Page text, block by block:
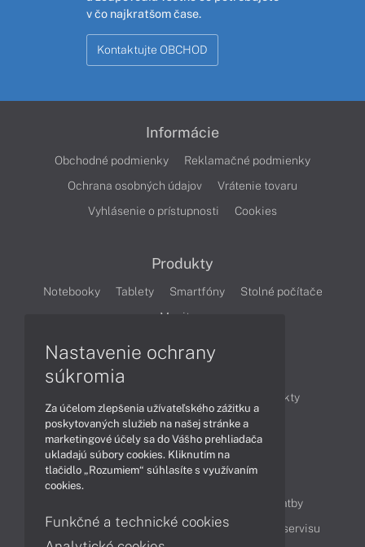
v čo najkratšom čase.
Kontaktujte OBCHOD
Informácie
Obchodné podmienky
Reklamačné podmienky
Ochrana osobných údajov
Vrátenie tovaru
Vyhlásenie o prístupnosti
Cookies
Produkty
Notebooky Tablety Smartfóny
Stolné počítače
Monitory
Produkty
Technológie
Videá
Obsah
Možnosti doručenia a platby
Podpora a servis
Servisné služby Cenník servisu
Nastavenie ochrany
súkromia
Za účelom zlepšenia užívateľského zážitku a
poskytovaných služieb na našej stránke a
marketingové účely sa do Vášho prehliadača
ukladajú súbory cookies. Kliknutím na
tlačidlo „Rozumiem“ súhlasíte s využívaním
cookies.
Funkčné a technické cookies